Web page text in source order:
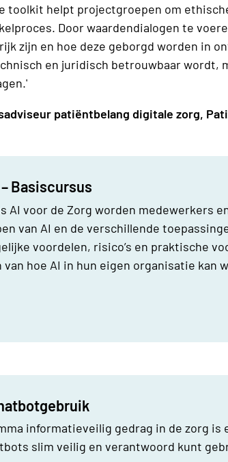
toolkit helpt projectgroepen om
Door waardendialogen te
zijn en hoe deze geborgd worden in
en juridisch betrouwbaar wordt,
patiëntbelang digitale zorg,
Basiscursus
AI voor de Zorg worden medewerkers
van AI en de verschillende
voordelen, risico’s en praktische
van hoe AI in hun eigen organisatie kan
informatieveilig gedrag in de zorg
slim veilig en verantwoord kunt